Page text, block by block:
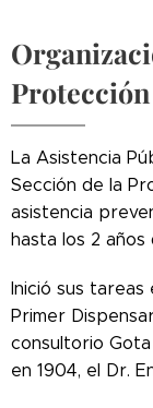
La Asistencia
Sección de la
asistencia
hasta los 2 años
Inició sus tareas
Primer
consultorio
en 1904, el Dr.